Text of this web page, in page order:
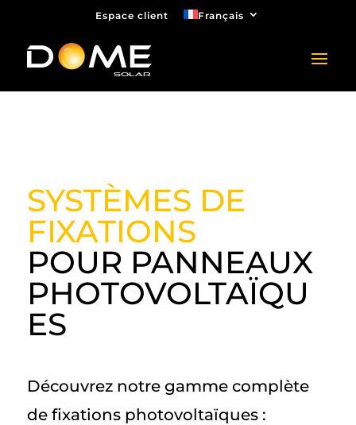
Espace client Français
SYSTÈMES DE
FIXATIONS
POUR PANNEAUX
PHOTOVOLTAÏQU
ES
Découvrez notre gamme complète
de fixations photovoltaïques :